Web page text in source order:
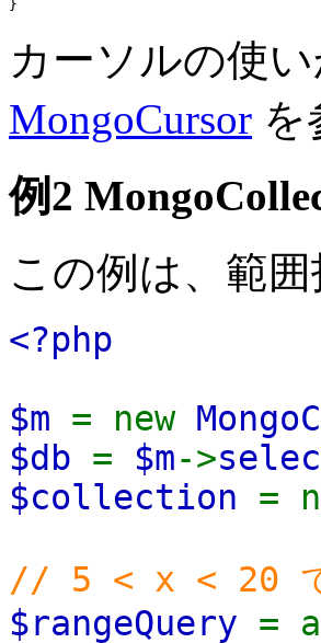
カーソルの使
MongoCursor を
例2
この例は、範
<?php
$m = new
$db = $m->
$collection =
// 5 < x < 20 で
$rangeQuery =